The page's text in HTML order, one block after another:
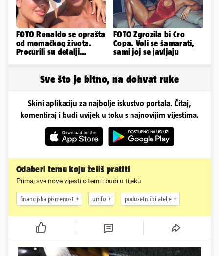
FOTO Ronaldo se oprašta
od momačkog života.
Procurili su detalji
FOTO Zgrozila bi Cro
Copa. Voli se šamarati,
sami joj se javljaju
Sve što je bitno, na dohvat ruke
Skini aplikaciju za najbolje iskustvo portala. Čitaj,
komentiraj i budi uvijek u toku s najnovijim vijestima.
Odaberi temu koju želiš pratiti
Primaj sve nove vijesti o temi i budi u tijeku
financijska pismenost umfo poduzetnički atelje